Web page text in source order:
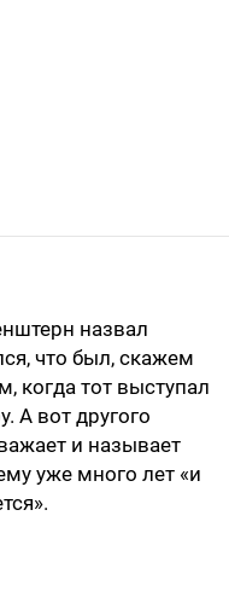
назвал
что был, скажем
когда тот выступал
А вот другого
и называет
уже много лет «и